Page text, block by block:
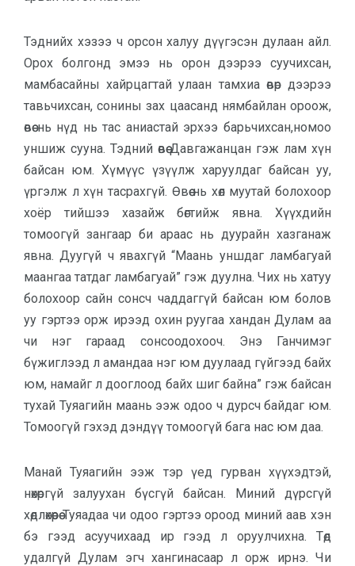
Тэднийх хэзээ ч орсон халуу дүүгэсэн дулаан айл.
Орох болгонд эмээ нь орон дээрээ суучихсан,
мамбасайны хайрцагтай улаан тамхиа өвөр дээрээ
тавьчихсан, сонины зах цаасанд нямбайлан ороож,
өвөө нь нүд нь тас аниастай эрхээ барьчихсан,номоо
уншиж сууна. Тэдний өвөө Давгажанцан гэж лам хүн
байсан юм. Хүмүүс үзүүлж харуулдаг байсан уу,
үргэлж л хүн тасрахгүй. Өвөө нь хөл муутай болохоор
хоёр тийшээ хазайж бөгтийж явна. Хүүхдийн
томоогүй зангаар би араас нь дуурайн хазганаж
явна. Дуугүй ч явахгүй “Маань уншдаг ламбагуай
маангаа татдаг ламбагуай” гэж дуулна. Чих нь хатуу
болохоор сайн сонсч чаддаггүй байсан юм болов
уу гэртээ орж ирээд охин руугаа хандан Дулам аа
чи нэг гараад сонсоодохооч. Энэ Ганчимэг
бүжиглээд л амандаа нэг юм дуулаад гүйгээд байх
юм, намайг л дооглоод байх шиг байна” гэж байсан
тухай Туяагийн маань ээж одоо ч дурсч байдаг юм.
Томоогүй гэхэд дэндүү томоогүй бага нас юм даа.
Манай Туяагийн ээж тэр үед гурван хүүхэдтэй,
нөхөргүй залуухан бүсгүй байсан. Миний дүрсгүй
хөдлөхөөрөө Туяадаа чи одоо гэртээ ороод миний аав хэн
бэ гээд асуучихаад ир гээд л оруулчихна. Төд
удалгүй Дулам эгч хангинасаар л орж ирнэ. Чи